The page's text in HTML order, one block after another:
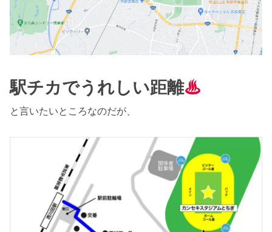
駅チカでうれしい距離♨
と言いたいところなのだが、